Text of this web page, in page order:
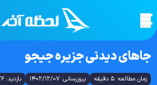
جاهای دیدنی جزیره جیجو
زمان مطالعه: 5 دقیقه بروزرسانی: 1402/12/07 بازدید: 8826